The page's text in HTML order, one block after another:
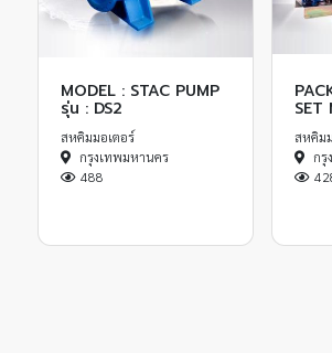
MODEL : STAC PUMP
รุ่น : DS2
สหคิมมอเตอร์
กรุงเทพมหานคร
488
SET
สหคิม
กรุ